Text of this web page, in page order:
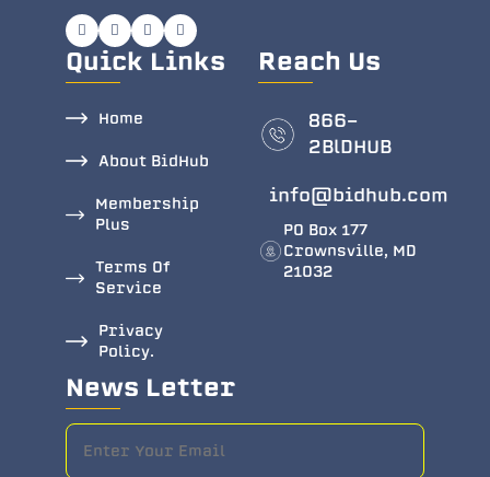
Quick Links
Home
About BidHub
Membership
Plus
Terms Of
Service
Privacy
Policy.
Reach Us
866-
2BlDHUB
info@bidhub.com
PO Box 177
Crownsville, MD
21032
News Letter